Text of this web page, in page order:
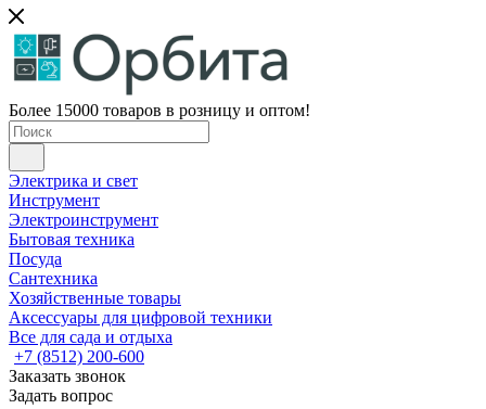
Более 15000 товаров в розницу и оптом!
Электрика и свет
Инструмент
Электроинструмент
Бытовая техника
Посуда
Сантехника
Хозяйственные товары
Аксессуары для цифровой техники
Все для сада и отдыха
+7 (8512) 200-600
Заказать звонок
Задать вопрос